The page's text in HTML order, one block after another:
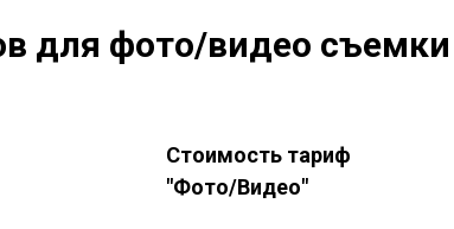
для фото/видео съемки
Стоимость тариф
"Фото/Видео"